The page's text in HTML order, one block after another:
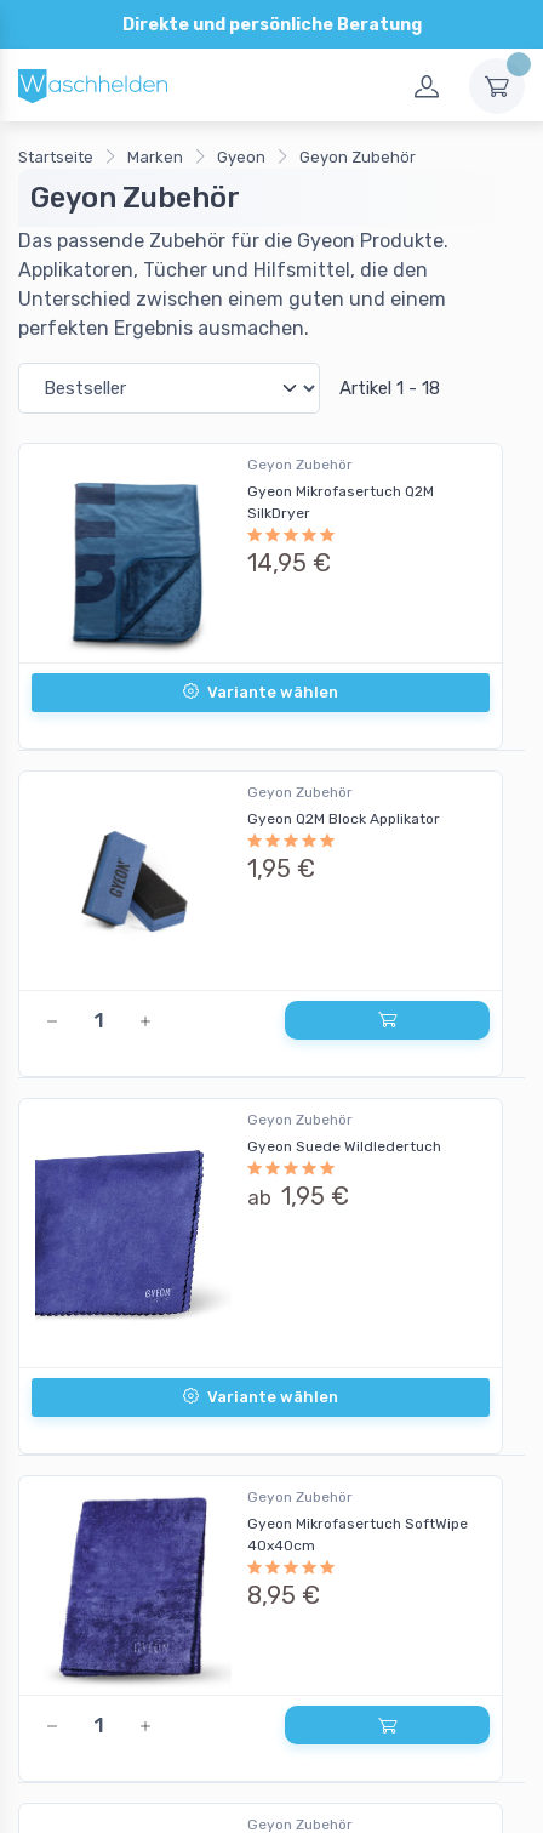
Direkte und persönliche Beratung
Startseite Marken Gyeon Geyon Zubehör
Geyon Zubehör
Das passende Zubehör für die Gyeon Produkte.
Applikatoren, Tücher und Hilfsmittel, die den
Unterschied zwischen einem guten und einem
perfekten Ergebnis ausmachen.
Artikel 1 - 18
Geyon Zubehör
Gyeon Mikrofasertuch Q2M
SilkDryer
14,95 €
Variante wählen
Geyon Zubehör
Gyeon Q2M Block Applikator
1,95 €
Geyon Zubehör
Gyeon Suede Wildledertuch
ab 1,95 €
Variante wählen
Geyon Zubehör
Gyeon Mikrofasertuch SoftWipe
40x40cm
8,95 €
Geyon Zubehör